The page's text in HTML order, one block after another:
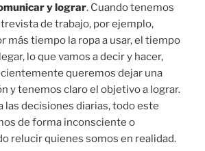
y lograr. Cuando tenemos
de trabajo, por ejemplo,
más tiempo la ropa a usar, el tiempo
lo que vamos a decir y hacer,
queremos dejar una
y tenemos claro el objetivo a lograr.
las decisiones diarias, todo este
de forma inconsciente o
relucir quienes somos en realidad.